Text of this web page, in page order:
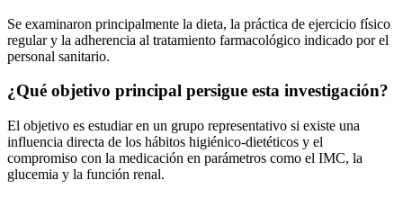
Se examinaron principalmente la dieta, la práctica de ejercicio físico
regular y la adherencia al tratamiento farmacológico indicado por el
personal sanitario.
¿Qué objetivo principal persigue esta investigación?
El objetivo es estudiar en un grupo representativo si existe una
influencia directa de los hábitos higiénico-dietéticos y el
compromiso con la medicación en parámetros como el IMC, la
glucemia y la función renal.